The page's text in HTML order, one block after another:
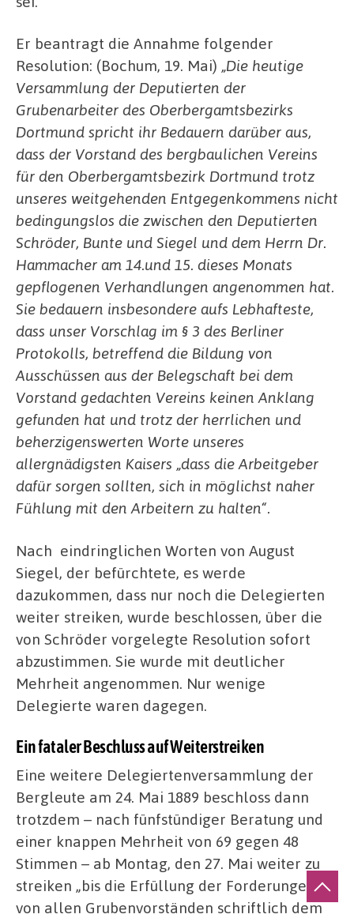
Er beantragt die Annahme folgender
Resolution: (Bochum, 19. Mai) „Die heutige
Versammlung der Deputierten der
Grubenarbeiter des Oberbergamtsbezirks
Dortmund spricht ihr Bedauern darüber aus,
dass der Vorstand des bergbaulichen Vereins
für den Oberbergamtsbezirk Dortmund trotz
unseres weitgehenden Entgegenkommens nicht
bedingungslos die zwischen den Deputierten
Schröder, Bunte und Siegel und dem Herrn Dr.
Hammacher am 14.und 15. dieses Monats
gepflogenen Verhandlungen angenommen hat.
Sie bedauern insbesondere aufs Lebhafteste,
dass unser Vorschlag im § 3 des Berliner
Protokolls, betreffend die Bildung von
Ausschüssen aus der Belegschaft bei dem
Vorstand gedachten Vereins keinen Anklang
gefunden hat und trotz der herrlichen und
beherzigenswerten Worte unseres
allergnädigsten Kaisers „dass die Arbeitgeber
dafür sorgen sollten, sich in möglichst naher
Fühlung mit den Arbeitern zu halten“.
Nach eindringlichen Worten von August
Siegel, der befürchtete, es werde
dazukommen, dass nur noch die Delegierten
weiter streiken, wurde beschlossen, über die
von Schröder vorgelegte Resolution sofort
abzustimmen. Sie wurde mit deutlicher
Mehrheit angenommen. Nur wenige
Delegierte waren dagegen.
Ein fataler Beschluss auf Weiterstreiken
Eine weitere Delegiertenversammlung der
Bergleute am 24. Mai 1889 beschloss dann
trotzdem – nach fünfstündiger Beratung und
einer knappen Mehrheit von 69 gegen 48
Stimmen – ab Montag, den 27. Mai weiter zu
streiken „bis die Erfüllung der Forderungen
von allen Grubenvorständen schriftlich dem